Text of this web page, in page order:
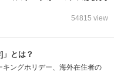
54815 view
とは？
ングホリデー、海外在住者の